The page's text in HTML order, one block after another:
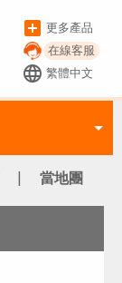
add_box 更多產品
在線客服
language 繁體中文
arrow_drop_down
| 當地團